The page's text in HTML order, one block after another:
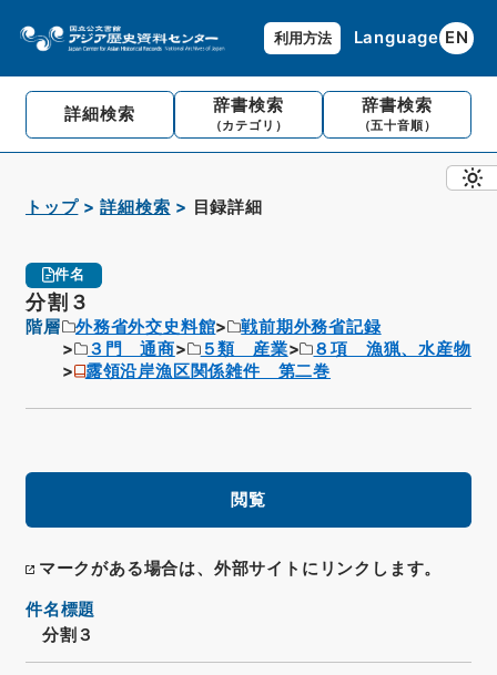
利用方法 Language EN
詳細検索 辞書検索
（カテゴリ）
辞書検索
（五十音順）
トップ 詳細検索 目録詳細
件名
分割３
階層 外務省外交史料館
戦前期外務省記録
３門 通商
５類 産業
８項 漁猟、水産物
露領沿岸漁区関係雑件 第二巻
閲覧
マークがある場合は、外部サイトにリンクします。
件名標題
分割３